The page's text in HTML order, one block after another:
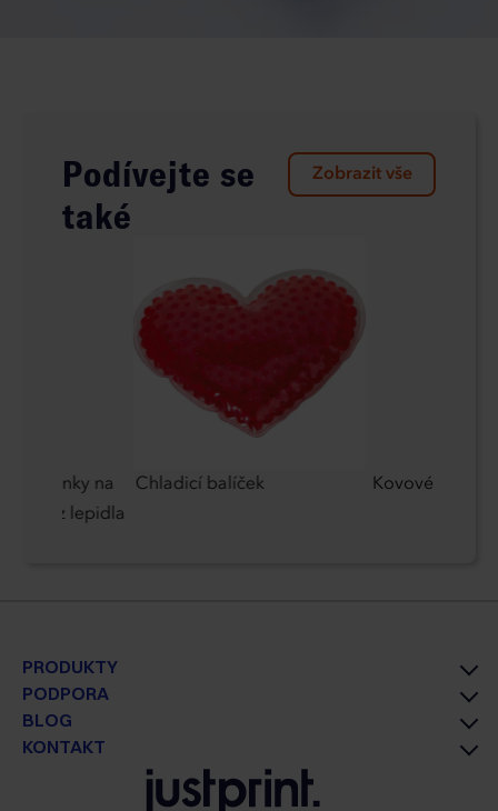
Podívejte se
také
Zobrazit vše
stojánky na
bez lepidla
Chladicí balíček Kovové pero
PRODUKTY
PODPORA
BLOG
KONTAKT